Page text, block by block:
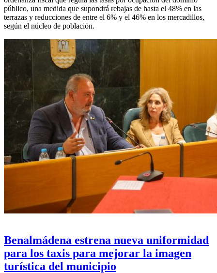
público, una medida que supondrá rebajas de hasta el 48% en las
terrazas y reducciones de entre el 6% y el 46% en los mercadillos,
según el núcleo de población.
Benalmádena estrena nueva uniformidad
para los taxis para mejorar la imagen
turística del municipio